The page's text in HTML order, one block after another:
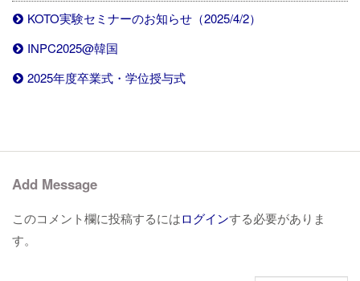
KOTO実験セミナーのお知らせ（2025/4/2）
INPC2025@韓国
2025年度卒業式・学位授与式
Add Message
このコメント欄に投稿するにはログインする必要がありま
す。